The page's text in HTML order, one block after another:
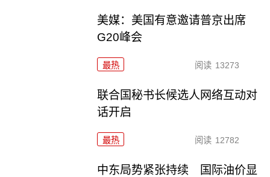
美媒：美国有意邀请普京出席
G20峰会
最热 阅读 13273
联合国秘书长候选人网络互动对
话开启
最热 阅读 12782
中东局势紧张持续 国际油价显